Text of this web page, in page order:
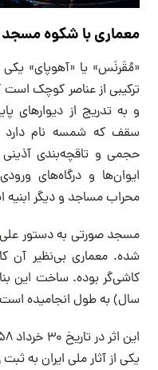
معماری با شکوه مسجد
«مُقَرنَس» یا «آهوپای» یکی
ترکیبی از عناصر کوچک است
سقف که شمسه نام دارد
حجمی و تاقچه‌بندی آذینی
ایوان‌ها و درگاه‌های
محراب مساجد و دیگر
مسجد صورتی به دستور
شده. معماری بی‌نظیر آن
سال) به طول انجامیده
یکی از آثار ملی ایران به